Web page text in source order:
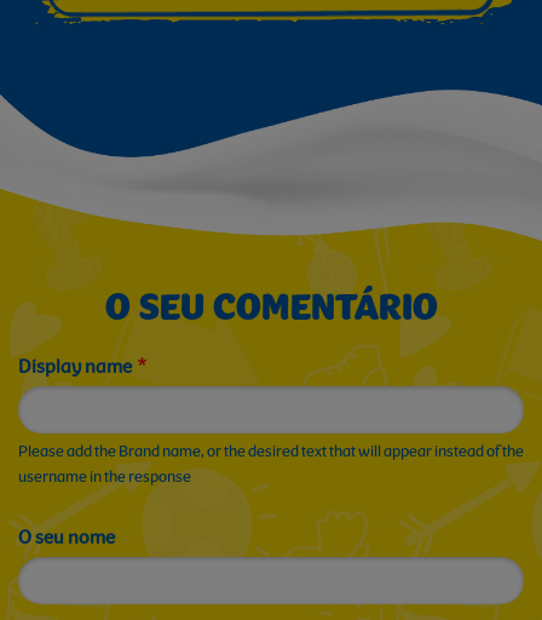
O SEU COMENTÁRIO
Display name
Please add the Brand name, or the desired text that will appear instead of the
username in the response
O seu nome